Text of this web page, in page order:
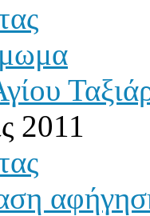
2011